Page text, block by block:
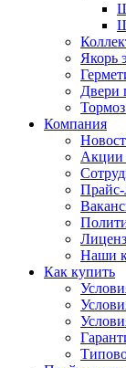
Якорь
Двери
Компания
Акции
Наши
Как купить